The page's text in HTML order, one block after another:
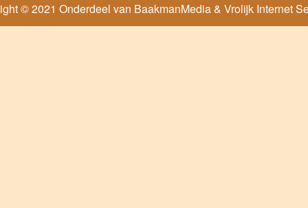
© 2021 Onderdeel van BaakmanMedia& Vrolijk Internet